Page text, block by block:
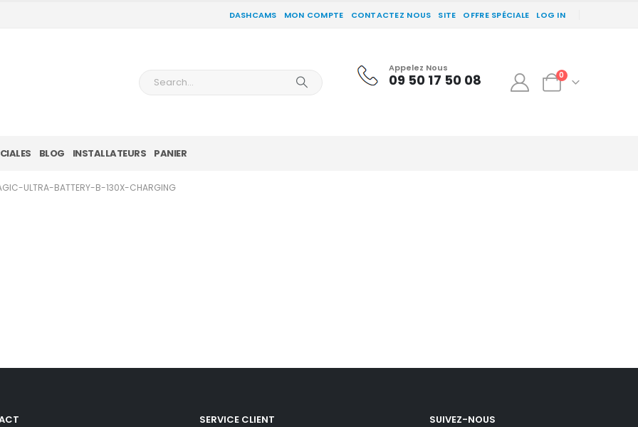
DASHCAMS MON COMPTE CONTACTEZ NOUS SITE OFFRE SPÉCIALE LOG IN
Appelez Nous
09 50 17 50 08 0
BLOG INSTALLATEURS PANIER
ULTRA-BATTERY-B-130X-CHARGING
SERVICE CLIENT
SUIVEZ-NOUS